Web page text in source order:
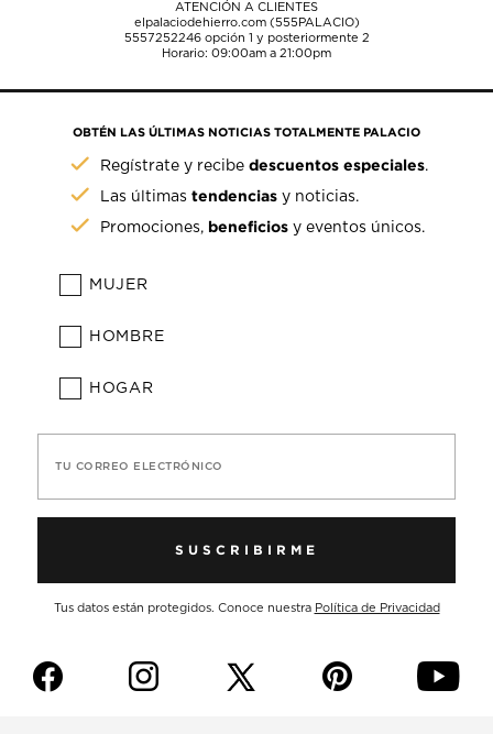
ATENCIÓN A CLIENTES
elpalaciodehierro.com (555PALACIO)
5557252246opción 1 y posteriormente 2
Horario: 09:00am a 21:00pm
OBTÉN LAS ÚLTIMAS NOTICIAS TOTALMENTE PALACIO
Regístrate y recibedescuentos especiales.
Las últimastendencias y noticias.
Promociones, beneficios y eventos únicos.
MUJER
HOMBRE
HOGAR
TU CORREO ELECTRÓNICO
SUSCRIBIRME
Tus datos están protegidos. Conoce nuestra Política de Privacidad
f i p y